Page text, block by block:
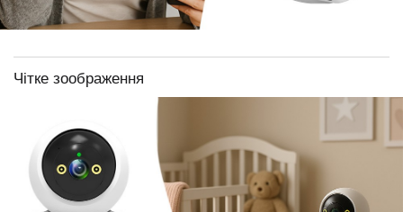
Чітке зоображення